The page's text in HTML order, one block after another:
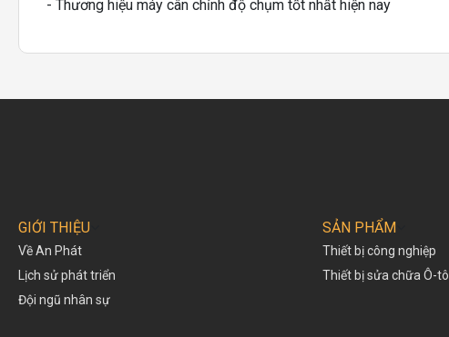
- Thương hiệu máy cân chỉnh độ chụm tốt nhất hiện nay
GIỚI THIỆU
Về An Phát
Lịch sử phát triển
Đội ngũ nhân sự
SẢN PHẨM
Thiết bị công nghiệp
Thiết bị sửa chữa Ô-tô